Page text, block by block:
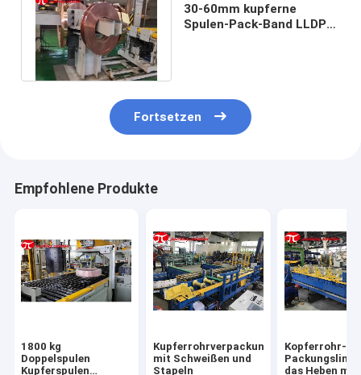
30-60mm kupferne
Spulen-Pack-Band LLDPE,
Fortsetzen
Empfohlene Produkte
1800 kg
Doppelspulen
Kupferspulen
Kupferrohrverpackungslinie
mit Schweißen und
Stapeln
Kopferrohr-
Packungslinie
das Heben mit